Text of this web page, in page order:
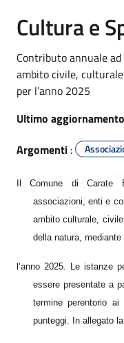
Cultura e
Contributo annuale
ambito civile,
per l’anno 2025
Ultimo aggiornamento
Argomenti :
Il Comune di Carate
associazioni, enti e
ambito culturale,
della natura, mediante
l’anno 2025. L e istanze
essere presentate a
termine perentorio ai
punteggi. In allegato